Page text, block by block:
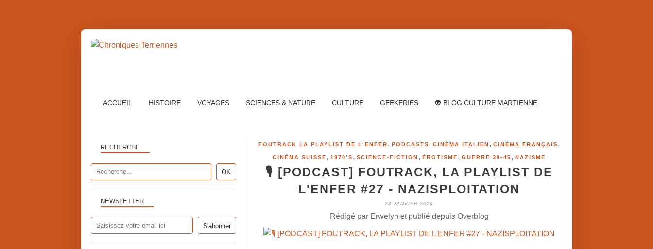
ACCUEIL HISTOIRE VOYAGES SCIENCES & NATURE CULTURE GEEKERIES 👽 BLOG CULTURE MARTIENNE
FOUTRACK LA PLAYLIST DE L'ENFER , PODCASTS , CINÉMA ITALIEN , CINÉMA FRANÇAIS ,
CINÉMA SUISSE , 1970'S , SCIENCE-FICTION , ÉROTISME , GUERRE 39-45 , NAZISME
🎙️ [PODCAST] FOUTRACK, LA PLAYLIST DE
L'ENFER #27 - NAZISPLOITATION
24 JANVIER 2024
Rédigé par Erwelyn et publié depuis Overblog
NEWSLETTER
RECHERCHE